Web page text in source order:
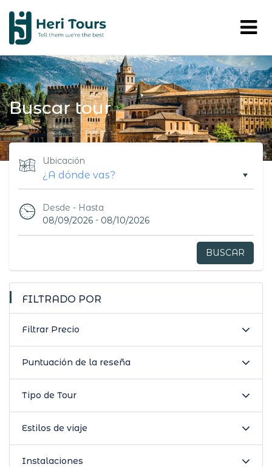
Buscar tour
Ubicación
Desde - Hasta
08/09/2026 - 08/10/2026
BUSCAR
FILTRADO POR
Filtrar Precio
Puntuación de la reseña
Tipo de Tour
Estilos de viaje
Instalaciones